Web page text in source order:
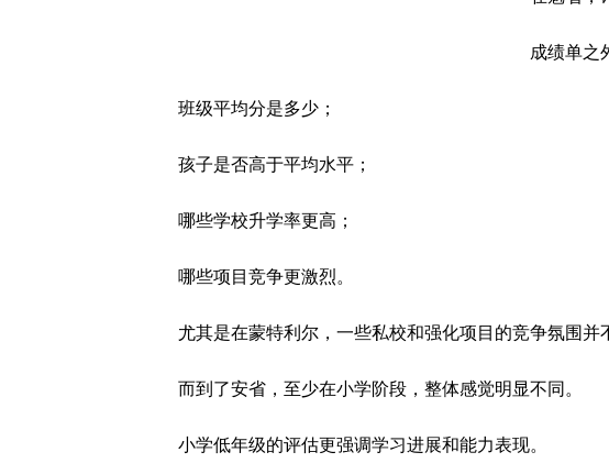
成绩单之
班级平均分是多少；
孩子是否高于平均水平；
哪些学校升学率更高；
哪些项目竞争更激烈。
尤其是在蒙特利尔，一些私校和强化项目的竞争氛围并
而到了安省，至少在小学阶段，整体感觉明显不同。
小学低年级的评估更强调学习进展和能力表现。